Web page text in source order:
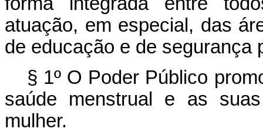
atuação, em especial, das
de educação e de segurança
§ 1º O Poder Público
saúde menstrual e as
mulher.